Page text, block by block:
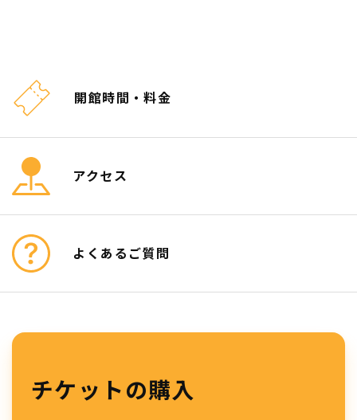
開館時間・料金
アクセス
よくあるご質問
チケットの購入